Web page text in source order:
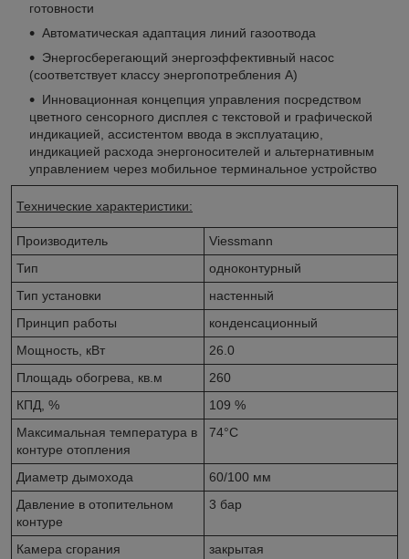
готовности
Автоматическая адаптация линий газоотвода
Энергосберегающий энергоэффективный насос
(соответствует классу энергопотребления A)
Инновационная концепция управления посредством
цветного сенсорного дисплея с текстовой и графической
индикацией, ассистентом ввода в эксплуатацию,
индикацией расхода энергоносителей и альтернативным
управлением через мобильное терминальное устройство
Технические характеристики:
Производитель
Viessmann
Тип
одноконтурный
Тип установки
настенный
Принцип работы
конденсационный
Мощность, кВт
26.0
Площадь обогрева, кв.м
260
КПД, %
109 %
Максимальная температура в
контуре отопления
74°C
Диаметр дымохода
60/100 мм
Давление в отопительном
контуре
3 бар
Камера сгорания закрытая